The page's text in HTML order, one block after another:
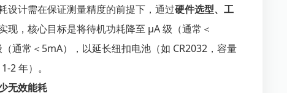
设计需在保证测量精度的前提下，通过硬件选型、工
现，核心目标是将待机功耗降至 μA 级（通常＜
通常＜5mA），以延长纽扣电池（如 CR2032，容量
2 年）。
无效能耗